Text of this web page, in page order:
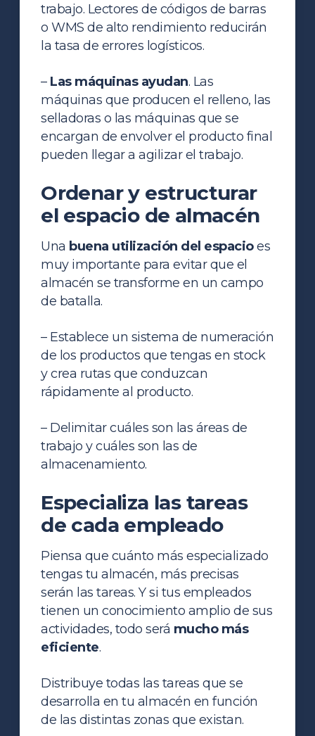
trabajo. Lectores de códigos de barras
o WMS de alto rendimiento reducirán
la tasa de errores logísticos.
– Las máquinas ayudan. Las
máquinas que producen el relleno, las
selladoras o las máquinas que se
encargan de envolver el producto final
pueden llegar a agilizar el trabajo.
Ordenar y estructurar
el espacio de almacén
Una buena utilización del espacioes
muy importante para evitar que el
almacén se transforme en un campo
de batalla.
– Establece un sistema de numeración
de los productos que tengas en stock
y crea rutas que conduzcan
rápidamente al producto.
– Delimitar cuáles son las áreas de
trabajo y cuáles son las de
almacenamiento.
Especializa las tareas
de cada empleado
Piensa que cuánto más especializado
tengas tu almacén, más precisas
serán las tareas. Y si tus empleados
tienen un conocimiento amplio de sus
actividades, todo será mucho más
eficiente.
Distribuye todas las tareas que se
desarrolla en tu almacén en función
de las distintas zonas que existan.